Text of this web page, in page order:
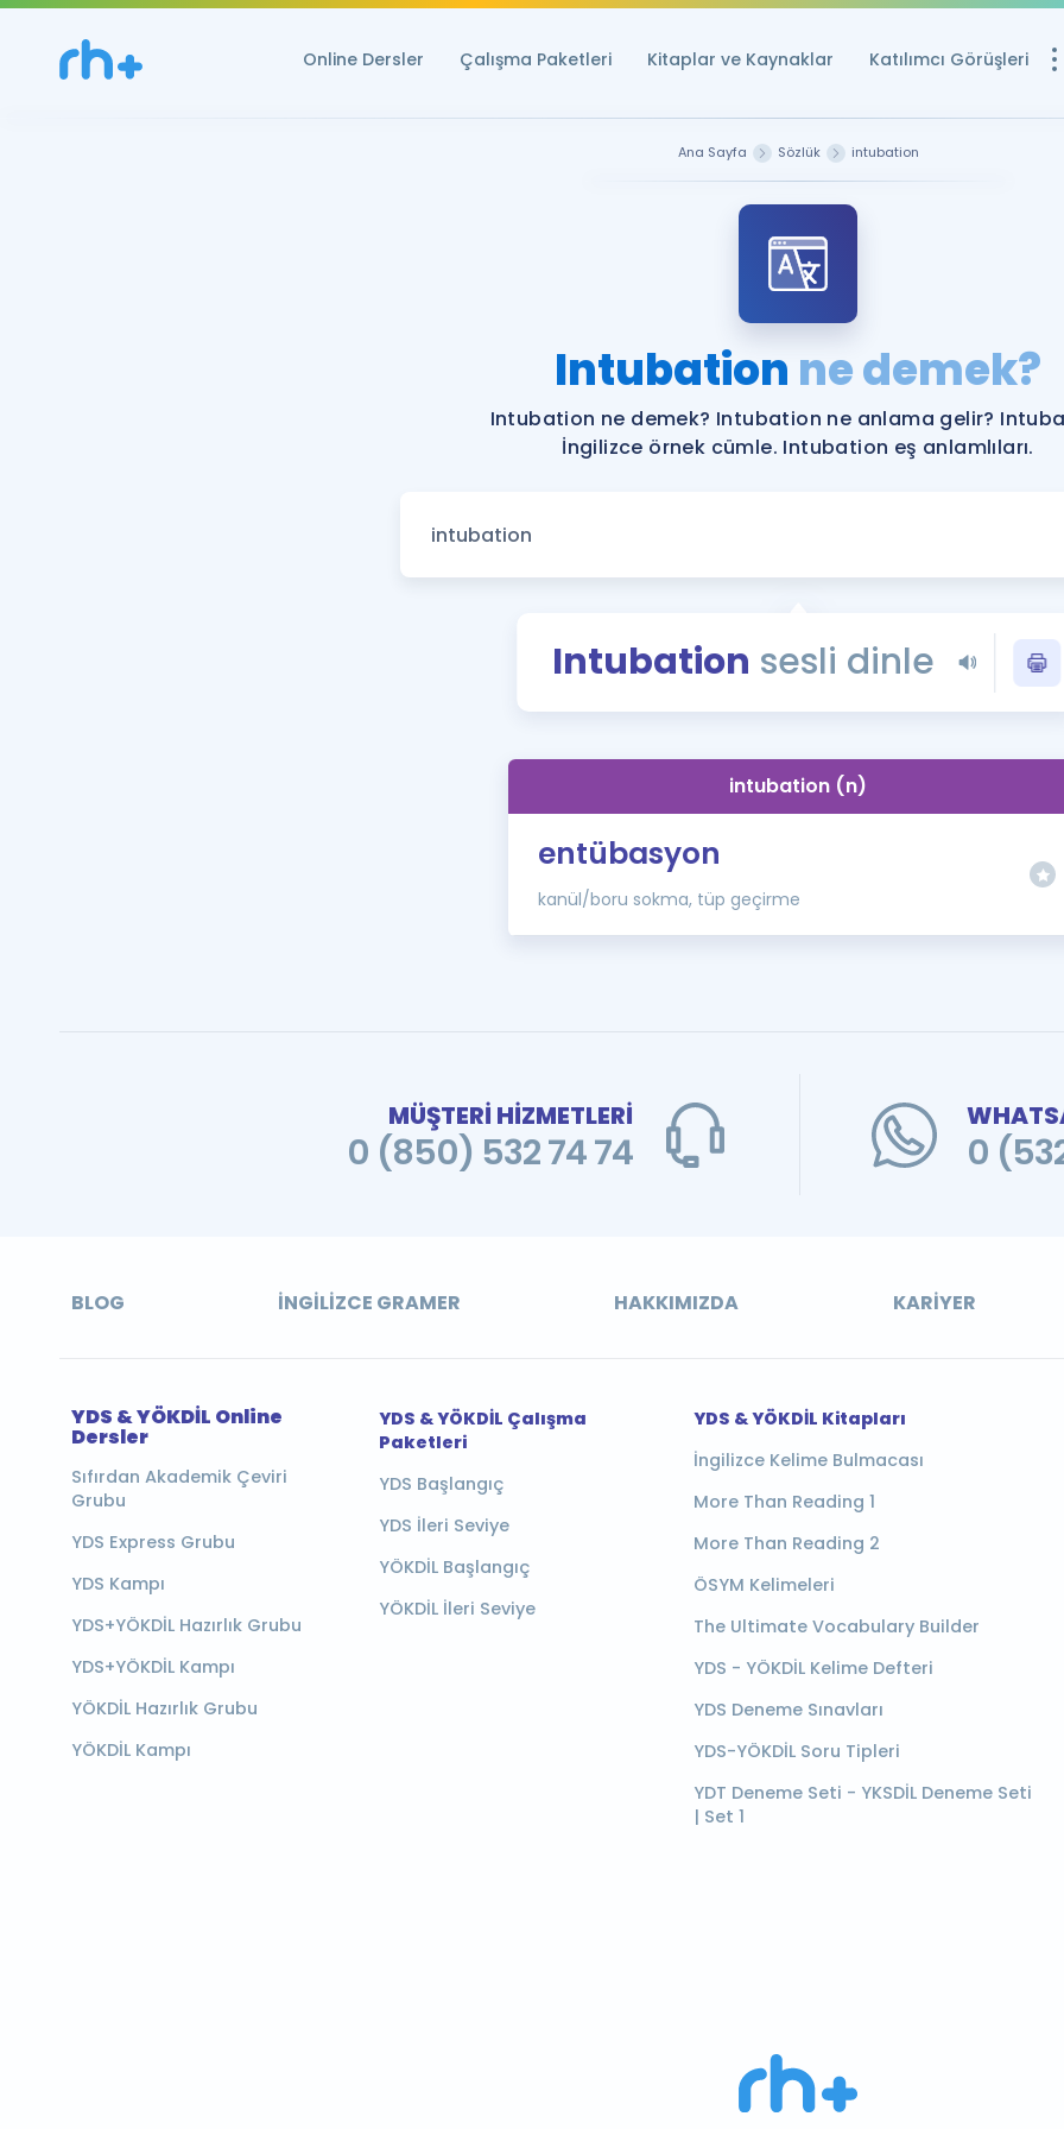
Online Dersler Çalışma Paketleri Kitaplar ve Kaynaklar Katılımcı Görüşleri
YDS ve YÖKDİL
YDS ve YÖKDİL'e
Tüm ÖSYM
YDS - YÖKDİL
İngilizce
Ana Sayfa Sözlük intubation
Intubation ne demek?
Intubation ne demek? Intubation ne anlama gelir?
İngilizce örnek cümle. Intubation eş anlamlıları.
Intubation sesli dinle
intubation (n)
entübasyon
kanül/boru sokma, tüp geçirme
MÜŞTERİ HİZMETLERİ
0 (850) 532 74 74 0
BLOG İNGILIZCE GRAMER HAKKIMIZDA KARIYER
YDS & YÖKDİL Online
Dersler
Sıfırdan Akademik Çeviri
Grubu
YDS Express Grubu
YDS Kampı
YDS+YÖKDİL Hazırlık Grubu
YDS+YÖKDİL Kampı
YÖKDİL Hazırlık Grubu
YÖKDİL Kampı
YDS & YÖKDİL Çalışma
Paketleri
YDS Başlangıç
YDS İleri Seviye
YÖKDİL Başlangıç
YÖKDİL İleri Seviye
YDS & YÖKDİL Kitapları
İngilizce Kelime Bulmacası
More Than Reading 1
More Than Reading 2
ÖSYM Kelimeleri
The Ultimate Vocabulary Builder
YDS - YÖKDİL Kelime Defteri
YDS Deneme Sınavları
YDS-YÖKDİL Soru Tipleri
YDT Deneme Seti - YKSDİL Deneme Seti
| Set 1